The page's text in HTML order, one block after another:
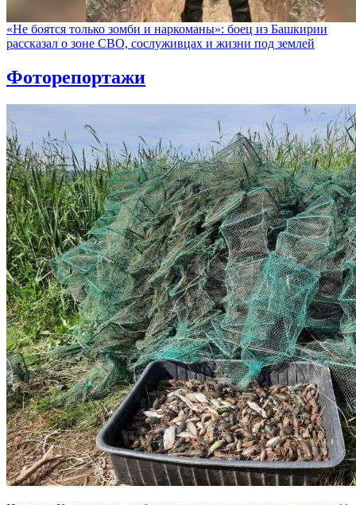
«Не боятся только зомби и наркоманы»: боец из Башкирии
рассказал о зоне СВО, сослуживцах и жизни под землей
Фоторепортажи